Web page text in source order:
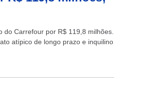
do Carrefour por R$ 119,8 milhões.
atípico de longo prazo e inquilino